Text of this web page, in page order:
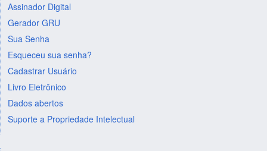
Assinador Digital
Gerador GRU
Sua Senha
Esqueceu sua senha?
Cadastrar Usuário
Livro Eletrônico
Dados abertos
Suporte a Propriedade Intelectual